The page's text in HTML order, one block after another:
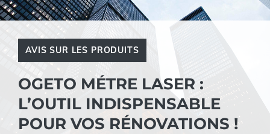
AVIS SUR LES PRODUITS
OGETO MÉTRE LASER :
L’OUTIL INDISPENSABLE
POUR VOS RÉNOVATIONS !